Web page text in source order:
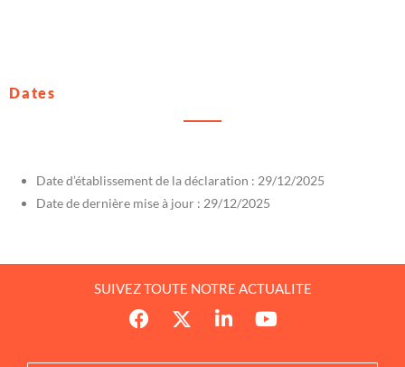
Dates
Date d’établissement de la déclaration : 29/12/2025
Date de dernière mise à jour : 29/12/2025
SUIVEZ TOUTE NOTRE ACTUALITE